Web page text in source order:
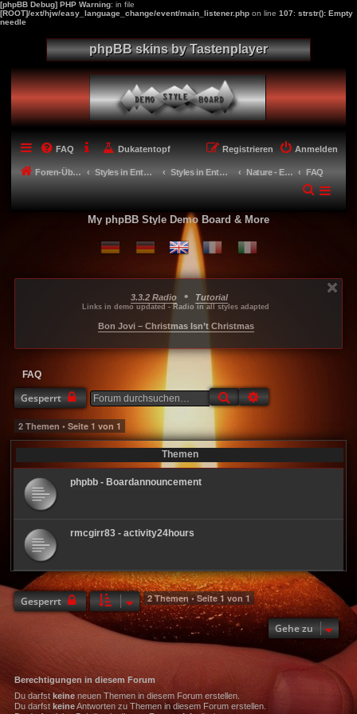
[phpBB Debug] PHP Warning: in file
[ROOT]/ext/hjw/easy_language_change/event/main_listener.php on line 107: strstr(): Empty
needle
phpBB skins by Tastenplayer
FAQ Dukatentopf Anmelden
Registrieren
Foren-Übersicht Styles in Entwicklung - Miscellaneous Styles in Entwicklung Nature - Ein Template für Deinen eigenen Style FAQ
My phpBB Style Demo Board & More
3.3.2 Radio • Tutorial
Links in demo updated - Radio in all styles adapted
Bon Jovi – Christmas Isn’t Christmas
FAQ
Gesperrt Suche
2 Themen • Seite 1 von 1
Themen
phpbb - Boardannouncement
rmcgirr83 - activity24hours
Gesperrt 2 Themen • Seite1von 1
Gehe zu
Berechtigungen in diesem Forum
Du darfst keineneuen Themen in diesem Forum erstellen.
Du darfst keineAntworten zu Themen in diesem Forum erstellen.